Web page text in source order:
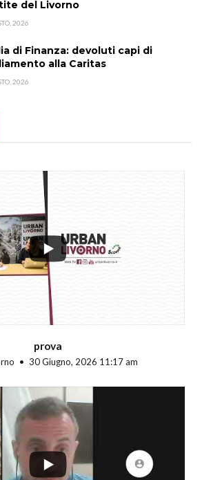
del Livorno
2026
di Finanza: devoluti capi di
alla Caritas
2026
prova
30 Giugno, 2026 11:17 am